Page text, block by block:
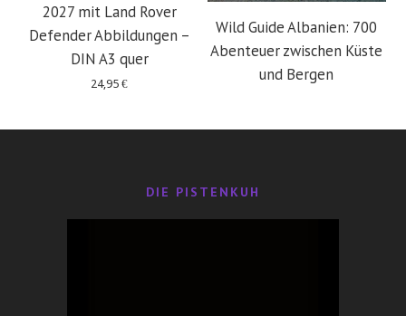
2027 mit Land Rover
Defender Abbildungen –
DIN A3 quer
24,95€
Wild Guide Albanien: 700
Abenteuer zwischen Küste
und Bergen
DIE PISTENKUH